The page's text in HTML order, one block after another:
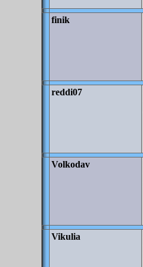
finik
reddi07
Volkodav
Vikulia